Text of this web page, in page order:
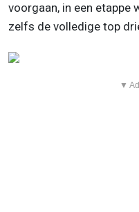
voorgaan, in een etappe
zelfs de volledige top
▼